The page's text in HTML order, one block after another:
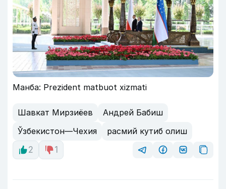
Манба: Prezident matbuot xizmati
Шавкат Мирзиёев
Андрей Бабиш
Ўзбекистон—Чехия
расмий кутиб олиш
2
1